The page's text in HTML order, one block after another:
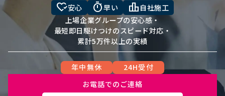
heart_check安心 timer早い leaderboard 自社施工
上場企業グループの安心感・
最短即日駆けつけのスピード対応・
累計5万件以上の実績
年中無休
24H受付
お電話でのご連絡